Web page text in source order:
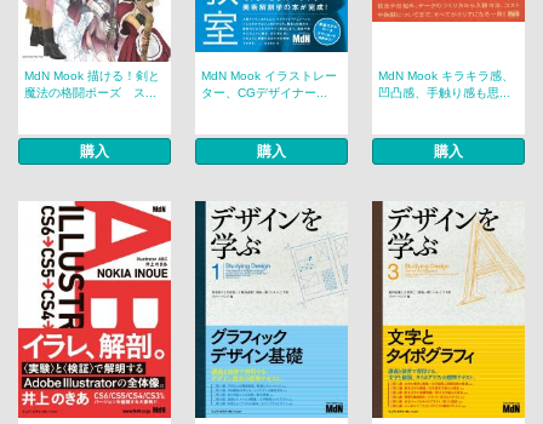
MdN Mook 描ける！剣と
魔法の格闘ポーズ ス...
購入
MdN Mook イラストレー
ター、CGデザイナー...
購入
MdN Mook キラキラ感、
凹凸感、手触り感も思...
購入